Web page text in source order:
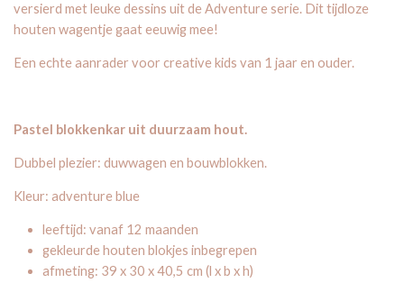
versierd met leuke dessins uit de Adventure serie. Dit tijdloze
houten wagentje gaat eeuwig mee!
Een echte aanrader voor creative kids van 1 jaar en ouder.
Pastel blokkenkar uit duurzaam hout.
Dubbel plezier: duwwagen en bouwblokken.
Kleur: adventure blue
leeftijd: vanaf 12 maanden
gekleurde houten blokjes inbegrepen
afmeting: 39 x 30 x 40,5 cm (l x b x h)